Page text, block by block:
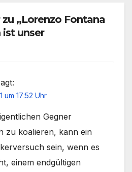
„Lorenzo Fontana
ist unser
um 17:52 Uhr
Gegner
zu koalieren, kann ein
sein, wenn es
einem endgültigen